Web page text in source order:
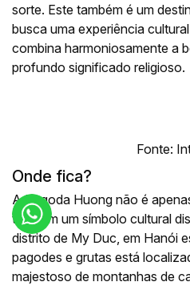
sorte. Este também é um
busca uma experiência
combina harmoniosamente a
profundo significado religioso.
Fonte:
Onde fica?
A Pagoda Huong não é
também um símbolo cultural
distrito de My Duc, em Hanói
pagodes e grutas está
majestoso de montanhas de